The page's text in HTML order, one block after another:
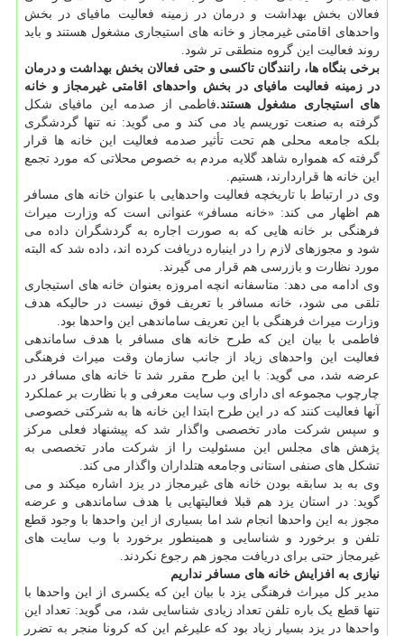
فعالان بخش بهداشت و درمان در زمینه فعالیت مافیای در بخش
واحدهای اقامتی غیرمجاز و خانه های استیجاری مشغول هستند و باید
روند فعالیت این گروه منطقی تر شود.
برخی بنگاه ها، رانندگان تاکسی و حتی فعالان بخش بهداشت و درمان
در زمینه فعالیت مافیای در بخش واحدهای اقامتی غیرمجاز و خانه
های استیجاری مشغول هستند.فاطمی از صدمه این مافیای شکل
گرفته به صنعت توریسم یاد می کند و می گوید: نه تنها گردشگری
بلکه جامعه محلی هم تحت تأثیر صدمه فعالیت این خانه ها قرار
گرفته که همواره شاهد گلایه مردم به خصوص محلاتی که مورد تجمع
این خانه ها قراردارند، هستیم.
وی در ارتباط با تاریخچه فعالیت واحدهایی با عنوان خانه های مسافر
هم اظهار می کند: «خانه مسافر» عنوانی است که وزارت میراث
فرهنگی بر خانه هایی که به صورت اجاره به گردشگران داده می
شود و مجوزهای لازم را در اینباره دریافت کرده اند، داده شد که البته
مورد نظارت و بازرسی هم قرار می گیرند.
وی ادامه می دهد: متاسفانه انچه امروزه بعنوان خانه های استیجاری
تلقی می شود، خانه مسافر با تعریف فوق نیست در حالیکه هدف
وزارت میراث فرهنگی با این تعریف ساماندهی این واحدها بود.
فاطمی با بیان این که طرح خانه های مسافر با هدف ساماندهی
فعالیت این واحدهای زیاد از جانب سازمان وقت میراث فرهنگی
عرضه شد، می گوید: با این طرح مقرر شد تا خانه های مسافر در
چارچوب مجموعه ای دارای وب سایت معرفی و با نظارت بر عملکرد
آنها فعالیت کنند که در این طرح ابتدا این خانه ها به شرکتی خصوصی
و سپس شرکت مادر تخصصی واگذار شد که پیشنهاد فعلی مرکز
پژهش های مجلس این مسئولیت را از شرکت مادر تخصصی به
تشکل های صنفی استانی وجامعه هتلداران واگذار می کند.
وی به بد سابقه بودن خانه های غیرمجاز در یزد اشاره میکند و می
گوید: در استان یزد هم قبلا فعالیتهایی با هدف ساماندهی و عرضه
مجوز به این واحدها انجام شد اما بسیاری از این واحدها با وجود قطع
تلفن و برخورد و شناسایی و همینطور برخورد با وب سایت های
غیرمجاز حتی برای دریافت مجوز هم رجوع نکردند.
نیازی به افزایش خانه های مسافر نداریم
مدیر کل میراث فرهنگی یزد با بیان این که یکسری از این واحدها با
تنها قطع یک باره تلفن تعداد زیادی شناسایی شد، می گوید: تعداد این
واحدها در یزد بسیار زیاد بود که علیرغم این که کرونا منجر به تضرر